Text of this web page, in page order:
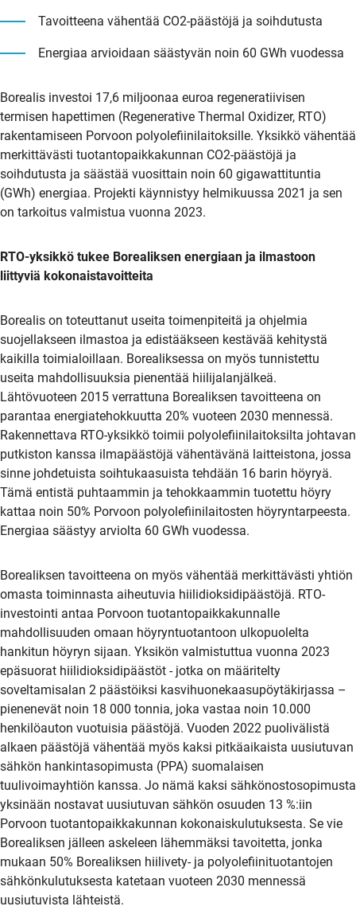
Tavoitteena vähentää CO2-päästöjä ja soihdutusta
Energiaa arvioidaan säästyvän noin 60 GWh vuodessa
Borealis investoi 17,6 miljoonaa euroa regeneratiivisen
termisen hapettimen (Regenerative Thermal Oxidizer, RTO)
rakentamiseen Porvoon polyolefiinilaitoksille. Yksikkö vähentää
merkittävästi tuotantopaikkakunnan CO2-päästöjä ja
soihdutusta ja säästää vuosittain noin 60 gigawattituntia
(GWh) energiaa. Projekti käynnistyy helmikuussa 2021 ja sen
on tarkoitus valmistua vuonna 2023.
RTO-yksikkö tukee Borealiksen energiaan ja ilmastoon
liittyviä kokonaistavoitteita
Borealis on toteuttanut useita toimenpiteitä ja ohjelmia
suojellakseen ilmastoa ja edistääkseen kestävää kehitystä
kaikilla toimialoillaan. Borealiksessa on myös tunnistettu
useita mahdollisuuksia pienentää hiilijalanjälkeä.
Lähtövuoteen 2015 verrattuna Borealiksen tavoitteena on
parantaa energiatehokkuutta 20% vuoteen 2030 mennessä.
Rakennettava RTO-yksikkö toimii polyolefiinilaitoksilta johtavan
putkiston kanssa ilmapäästöjä vähentävänä laitteistona, jossa
sinne johdetuista soihtukaasuista tehdään 16 barin höyryä.
Tämä entistä puhtaammin ja tehokkaammin tuotettu höyry
kattaa noin 50% Porvoon polyolefiinilaitosten höyryntarpeesta.
Energiaa säästyy arviolta 60 GWh vuodessa.
Borealiksen tavoitteena on myös vähentää merkittävästi yhtiön
omasta toiminnasta aiheutuvia hiilidioksidipäästöjä. RTO-
investointi antaa Porvoon tuotantopaikkakunnalle
mahdollisuuden omaan höyryntuotantoon ulkopuolelta
hankitun höyryn sijaan. Yksikön valmistuttua vuonna 2023
epäsuorat hiilidioksidipäästöt - jotka on määritelty
soveltamisalan 2 päästöiksi kasvihuonekaasupöytäkirjassa –
pienenevät noin 18 000 tonnia, joka vastaa noin 10.000
henkilöauton vuotuisia päästöjä. Vuoden 2022 puolivälistä
alkaen päästöjä vähentää myös kaksi pitkäaikaista uusiutuvan
sähkön hankintasopimusta (PPA) suomalaisen
tuulivoimayhtiön kanssa. Jo nämä kaksi sähkönostosopimusta
yksinään nostavat uusiutuvan sähkön osuuden 13 %:iin
Porvoon tuotantopaikkakunnan kokonaiskulutuksesta. Se vie
Borealiksen jälleen askeleen lähemmäksi tavoitetta, jonka
mukaan 50% Borealiksen hiilivety- ja polyolefiinituotantojen
sähkönkulutuksesta katetaan vuoteen 2030 mennessä
uusiutuvista lähteistä.